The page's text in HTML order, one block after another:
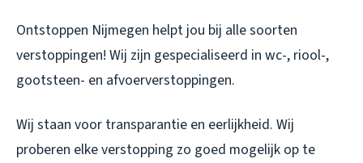
Ontstoppen Nijmegen helpt jou bij alle soorten
verstoppingen! Wij zijn gespecialiseerd in wc-, riool-,
gootsteen- en afvoerverstoppingen.
Wij staan voor transparantie en eerlijkheid. Wij
proberen elke verstopping zo goed mogelijk op te